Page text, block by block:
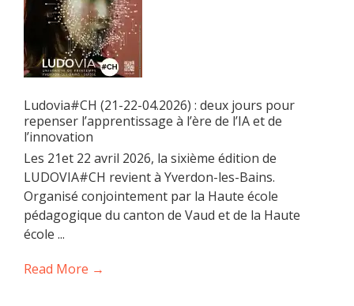
Ludovia#CH (21-22-04.2026) : deux jours pour
repenser l’apprentissage à l’ère de l’IA et de
l’innovation
Les 21et 22 avril 2026, la sixième édition de
LUDOVIA#CH revient à Yverdon-les-Bains.
Organisé conjointement par la Haute école
pédagogique du canton de Vaud et de la Haute
école ...
Read More →